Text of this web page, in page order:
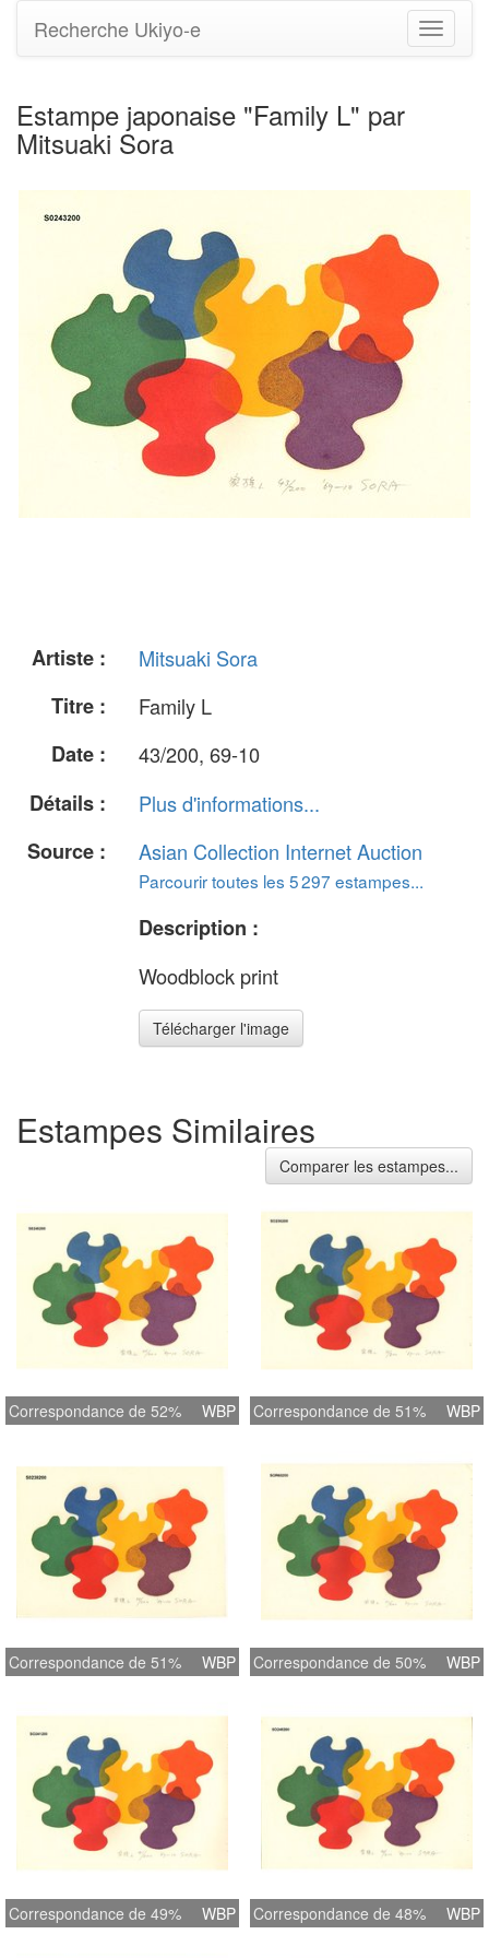
Basculer
la
Recherche Ukiyo-e
Estampe japonaise "Family L" par
Mitsuaki Sora
Artiste :
Mitsuaki Sora
Titre :
Family L
Date :
43/200, 69-10
Détails :
Plus d'informations...
Source :
Asian Collection Internet Auction
Parcourir toutes les 5 297 estampes...
Description :
Woodblock print
Télécharger l'image
Estampes Similaires
Comparer les estampes...
Correspondance de 52% WBP Correspondance de 51% WBP
Correspondance de 51% WBP Correspondance de 50% WBP
Correspondance de 49% WBP Correspondance de 48% WBP